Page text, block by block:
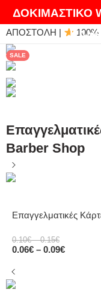
ΔΟΚΙΜΑΣΤΙΚΟ
ΘΑ ΛΑΤΡΕΨΕΤΕ
ΑΠΟΣΤΟΛΗ |
SALE
Barber Shop
Επαγγελματικές
0.10€ – 0.15€
0.06€ – 0.09€